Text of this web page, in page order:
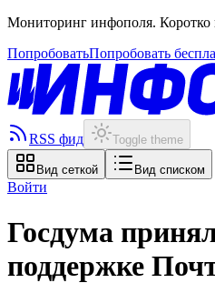
Мониторинг инфополя. Коротко
ПопробоватьПопробовать
RSS фид Toggle theme
Вид сеткой Вид списком
Войти
Госдума
поддержке